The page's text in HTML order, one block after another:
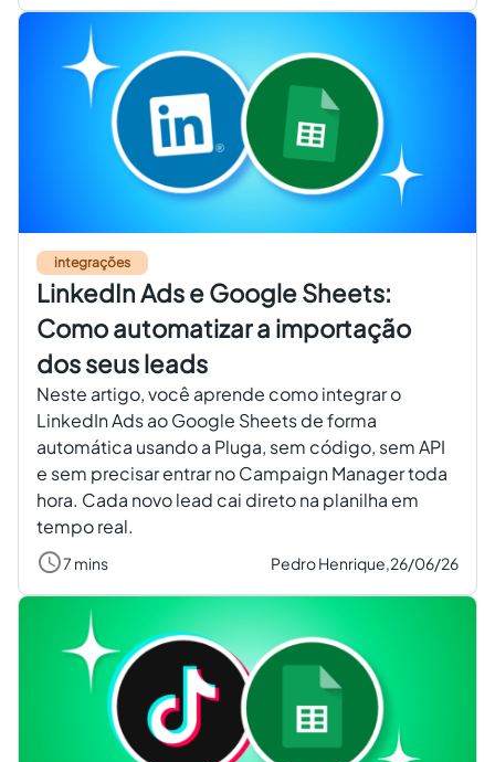
integrações
LinkedIn Ads e Google Sheets:
Como automatizar a importação
dos seus leads
Neste artigo, você aprende como integrar o
LinkedIn Ads ao Google Sheets de forma
automática usando a Pluga, sem código, sem API
e sem precisar entrar no Campaign Manager toda
hora. Cada novo lead cai direto na planilha em
tempo real.
7 mins Pedro Henrique,26/06/26